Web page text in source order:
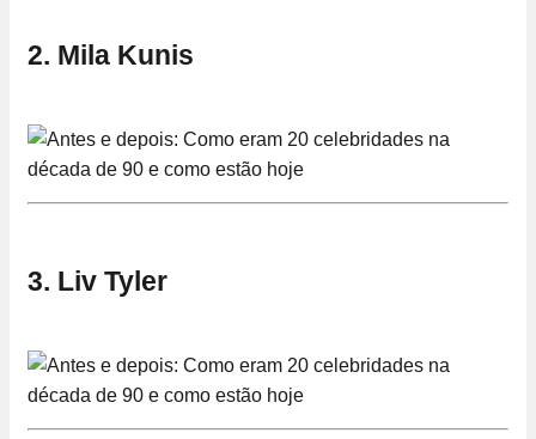
2. Mila Kunis
3. Liv Tyler